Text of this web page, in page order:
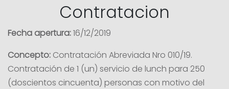
Contratacion
Fecha apertura:16/12/2019
Concepto: Contratación Abreviada Nro 010/19.
Contratación de 1 (un) servicio de lunch para 250
(doscientos cincuenta) personas con motivo del